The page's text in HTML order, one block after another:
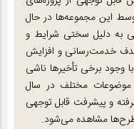
این مجموعه‌ها در حال
به دلیل سختی شرایط و
خدمت‌رسانی و افزایش
وجود برخی تأخیرها ناشی
موضوعات مختلف در سال
و پیشرفت قابل توجهی